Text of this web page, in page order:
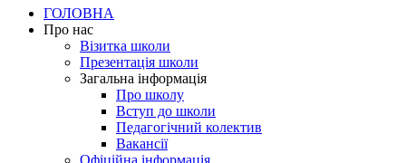
ГОЛОВНА
Про нас
Візитка школи
Презентація школи
Загальна інформація
Про школу
Вступ до школи
Педагогічний колектив
Вакансії
Офіційна інформація